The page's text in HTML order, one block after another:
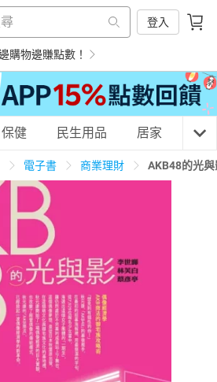
登入
購物邊賺點數！
糕
電 運動休閒
化妝保養
保健 民生用品 居家 3C
電子書 商業理財 AKB48的光